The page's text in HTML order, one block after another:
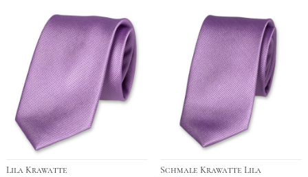
Lila Krawatte Schmale Krawatte Lila